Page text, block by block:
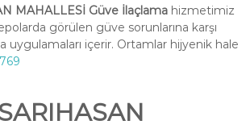
MAHALLESİ Güve İlaçlamahizmetimiz
görülen güve sorunlarına karşı
uygulamaları içerir. Ortamlar hijyenik hale